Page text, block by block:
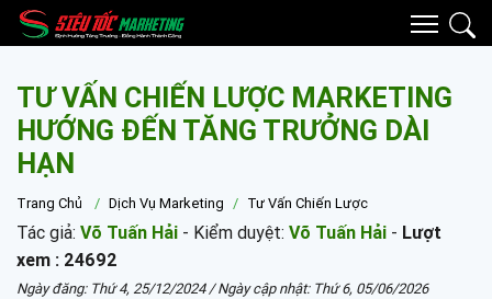
TƯ VẤN CHIẾN LƯỢC MARKETING
HƯỚNG ĐẾN TĂNG TRƯỞNG DÀI
HẠN
Trang Chủ Dịch Vụ Marketing Tư Vấn Chiến Lược
Tác giả: Võ Tuấn Hải - Kiểm duyệt: Võ Tuấn Hải - Lượt
xem : 24692
Ngày đăng: Thứ 4, 25/12/2024/ Ngày cập nhật: Thứ 6, 05/06/2026